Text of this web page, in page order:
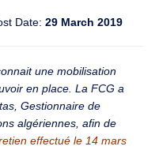
Date: 29 March 2019
une mobilisation
en place. La FCG a
Gestionnaire de
algériennes, afin de
effectué le 14 mars